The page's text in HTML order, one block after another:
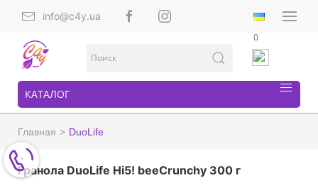
info@c4y.ua
0
КАТАЛОГ
Главная DuoLife
Гранола DuoLife Hi5! beeCrunchy 300 г